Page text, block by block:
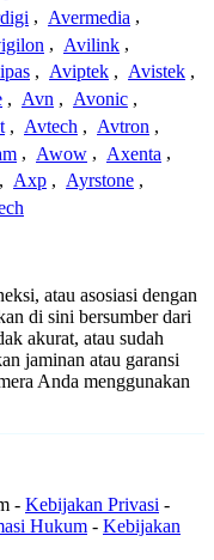
, Avermedia ,
, Avilink ,
, Aviptek , Avistek ,
, Avn , Avonic ,
, Avtech , Avtron ,
, Awow , Axenta ,
, Axp , Ayrstone ,
atau asosiasi dengan
di sini bersumber dari
akurat, atau sudah
jaminan atau garansi
Anda menggunakan
- Kebijakan Privasi -
Hukum - Kebijakan